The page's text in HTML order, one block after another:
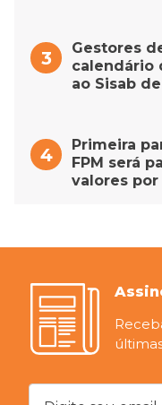
Gestores
calendário
ao Sisab
Primeira
FPM será
valores
Digite seu email...